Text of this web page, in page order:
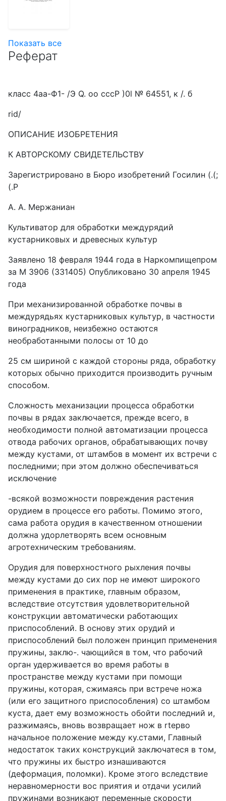
Показать все
Реферат
класс 4аа-Ф1- /Э Q. оо сссР )0l № 64551, к /. б
rid/
ОПИСАНИЕ ИЗОБРЕТЕНИЯ
К АВТОРСКОМУ СВИДЕТЕЛЬСТВУ
Зарегистрировано в Бюро изобретений Госилин (.(;
(.Р
А. А. Мержаниан
Культиватор для обработки междурядий
кустарниковых и древесных культур
Заявлено 18 февраля 1944 года в Наркомпищепром
за M 3906 (331405) Опубликовано 30 апреля 1945
года
При механизированной обработке почвы в
междурядьях кустарниковых культур, в частности
виноградников, неизбежно остаются
необработанными полосы от 10 до
25 см шириной с каждой стороны ряда, обработку
которых обычно приходится производить ручным
способом.
Сложность механизации процесса обработки
почвы в рядах заключается, прежде всего, в
необходимости полной автоматизации процесса
отвода рабочих органов, обрабатывающих почву
между кустами, от штамбов в момент их встречи с
последними; при этом должно обеспечиваться
исключение
-всякой возможности повреждения растения
орудием в процессе его работы. Помимо этого,
сама работа орудия в качественном отношении
должна удорлетворять всем основным
агротехническим требованиям.
Орудия для поверхностного рыхления почвы
между кустами до сих пор не имеют широкого
применения в практике, главным образом,
вследствие отсутствия удовлетворительной
конструкции автоматически работающих
приспособлений. В основу этих орудий и
приспособлений был положен принцип применения
пружины, заклю-. чающийся в том, что рабочий
орган удерживается во время работы в
пространстве между кустами при помощи
пружины, которая, сжимаясь при встрече ножа
(или его защитного приспособления) со штамбом
куста, дает ему возможность обойти последний и,
разжимаясь, вновь возвращает нож в rtepво
начальное положение между ку.стами, Главный
недостаток таких конструкций заключатеся в том,
что пружины их быстро изнашиваются
(деформация, поломки). Кроме этого вследствие
неравномерности вос приятия и отдачи усилий
пружинами возникают переменные скорости